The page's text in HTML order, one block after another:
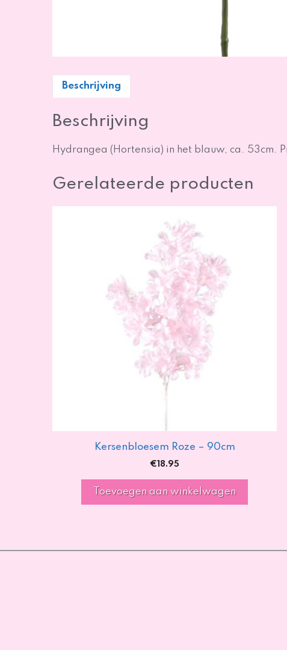
Beschrijving
Beschrijving
Hydrangea (Hortensia) in het blauw, ca. 53cm.
Gerelateerde producten
Kersenbloesem Roze – 90cm
€ 18.95
Toevoegen aan winkelwagen